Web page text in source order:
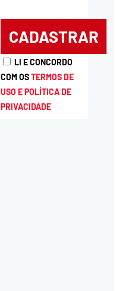
LI E CONCORDO
COM OSTERMOS DE
USO E POLÍTICA DE
PRIVACIDADE